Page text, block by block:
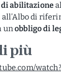
di abilitazione
di
unobbligo di
più